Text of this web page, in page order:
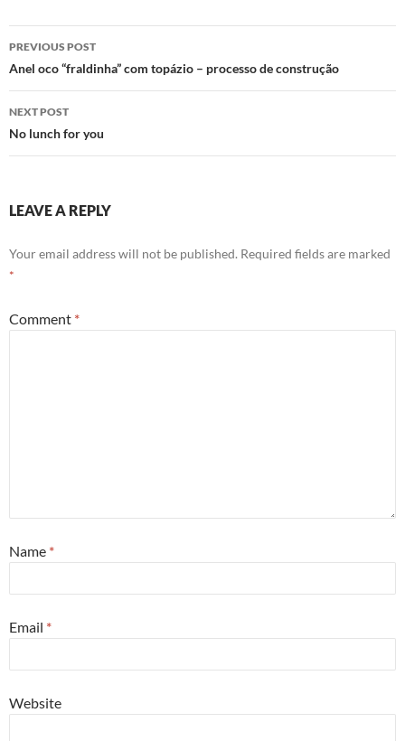
Post
navigation
PREVIOUS POST
Anel oco “fraldinha” com topázio – processo de construção
NEXT POST
No lunch for you
LEAVE A REPLY
Your email address will not be published. Required fields are marked
*
Comment *
Name *
Email *
Website